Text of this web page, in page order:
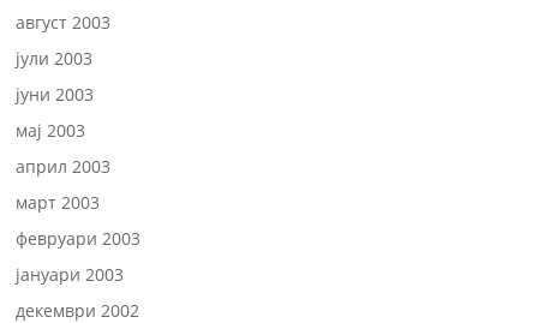
август 2003
јули 2003
јуни 2003
мај 2003
април 2003
март 2003
февруари 2003
јануари 2003
декември 2002